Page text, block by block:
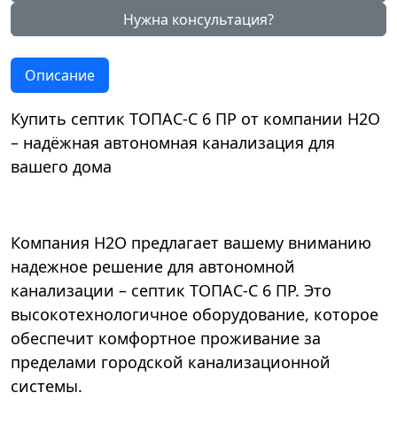
Нужна консультация?
Описание
Купить септик ТОПАС-С 6 ПР от компании Н2О
– надёжная автономная канализация для
вашего дома
Компания Н2О предлагает вашему вниманию
надежное решение для автономной
канализации – септик ТОПАС-С 6 ПР. Это
высокотехнологичное оборудование, которое
обеспечит комфортное проживание за
пределами городской канализационной
системы.